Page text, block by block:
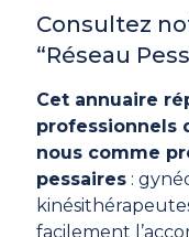
Consultez
“Réseau
Cet annuaire
professionnels
nous comme
pessaires :
facilement